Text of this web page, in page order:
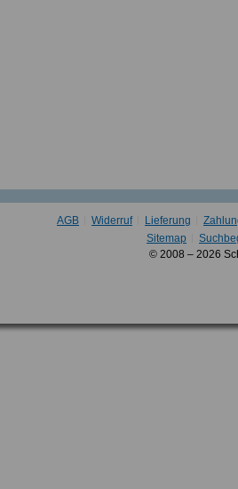
AGB Widerruf Lieferung
Sitemap
© 2008 – 2026